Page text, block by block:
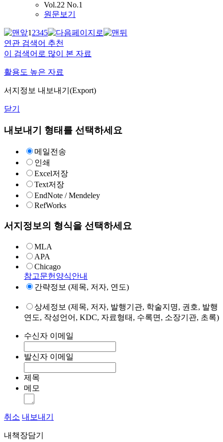
Vol.22 No.1
원문보기
12345
연관 검색어 추천
이 검색어로 많이 본 자료
활용도 높은 자료
서지정보 내보내기(Export)
닫기
내보내기 형태를 선택하세요
메일전송
인쇄
Excel저장
Text저장
EndNote / Mendeley
RefWorks
서지정보의 형식을 선택하세요
MLA
APA
Chicago
참고문헌양식안내
간략정보 (제목, 저자, 연도)
상세정보 (제목, 저자, 발행기관, 학술지명, 권호, 발행
연도, 작성언어, KDC, 자료형태, 수록면, 소장기관, 초록)
수신자 이메일
발신자 이메일
제목
메모
취소 내보내기
내책장담기